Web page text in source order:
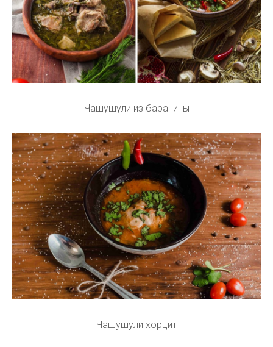
Чашушули из баранины
Чашушули хорцит